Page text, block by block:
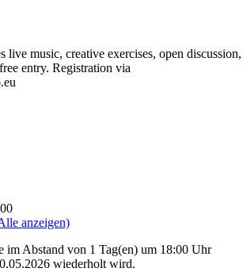
live music, creative exercises, open discussion,
entry. Registration via
anzeigen)
im Abstand von 1 Tag(en) um 18:00 Uhr
wiederholt wird.